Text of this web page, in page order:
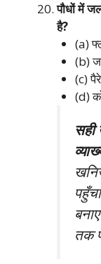
पौधों में
है?
(a)
(b)
(c)
(d)
सही
तक